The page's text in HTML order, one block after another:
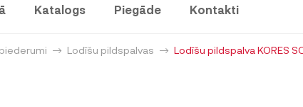
Katalogs Piegāde Kontakti
Lodīšu pildspalvas Lodīšu pildspalva KORES